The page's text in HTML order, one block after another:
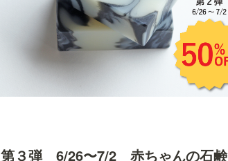
第３弾　6/26〜7/2　赤ちゃんの石鹸